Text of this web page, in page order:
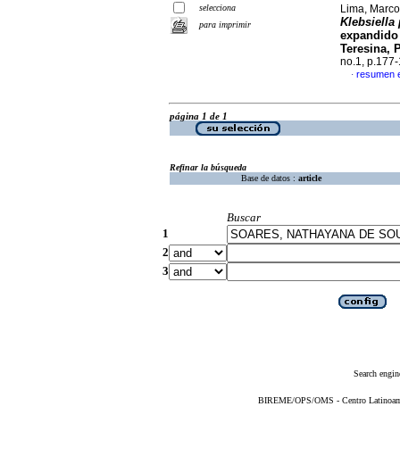
selecciona
para imprimir
Lima,
Klebsiella
Teresina,
no.1,
· resumen
página 1 de 1
Refinar la búsqueda
Base de datos : article
Buscar
1
2
3
Search
BIREME/OPS/OMS - Centro